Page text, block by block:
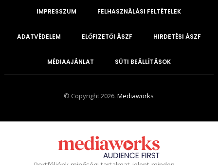
IMPRESSZUM FELHASZNÁLÁSI FELTÉTELEK
ADATVÉDELEM ELŐFIZETŐI ÁSZF HIRDETÉSI ÁSZF
MÉDIAAJÁNLAT SÜTI BEÁLLÍTÁSOK
© Copyright 2026.Mediaworks